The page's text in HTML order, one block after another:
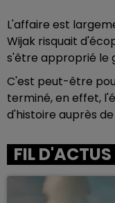
L'affaire est
Wijak risquait
s'être approprié le
C'est peut-être
terminé, en effet,
d'histoire auprès
FIL D'ACTUS